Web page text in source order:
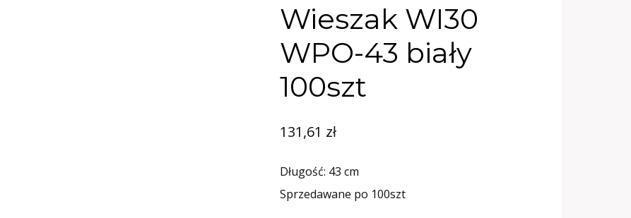
Wieszak WI30
WPO-43 biały
100szt
131,61 zł
Długość: 43 cm
Sprzedawane po 100szt